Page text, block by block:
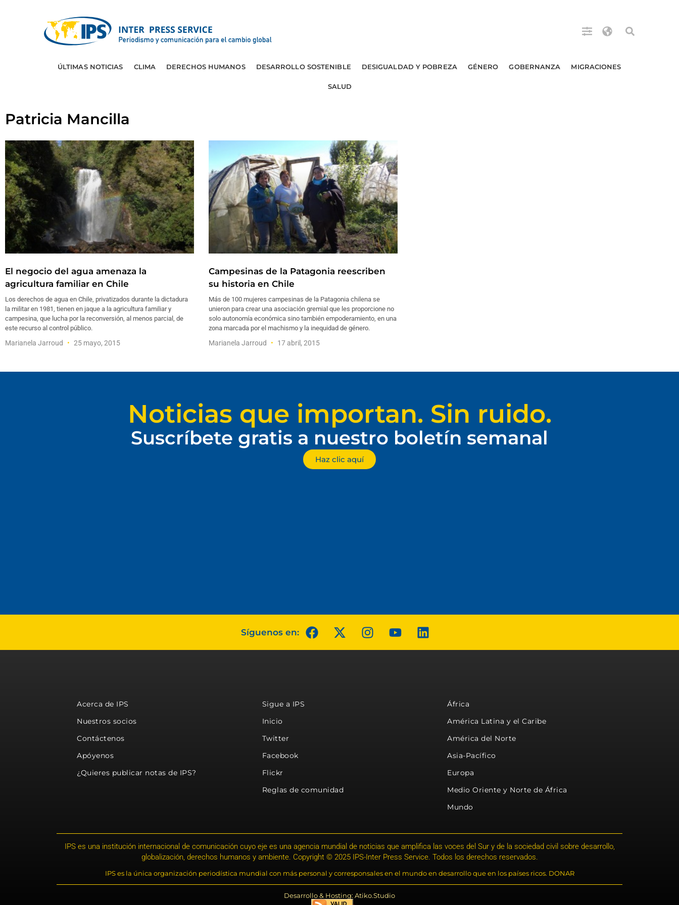
ÚLTIMAS NOTICIAS CLIMA DERECHOS HUMANOS DESARROLLO SOSTENIBLE DESIGUALDAD Y POBREZA GÉNERO GOBERNANZA MIGRACIONES
SALUD
Patricia Mancilla
El negocio del agua amenaza la
agricultura familiar en Chile
Los derechos de agua en Chile, privatizados durante la dictadura
la militar en 1981, tienen en jaque a la agricultura familiar y
campesina, que lucha por la reconversión, al menos parcial, de
este recurso al control público.
Marianela Jarroud 25 mayo, 2015
Campesinas de la Patagonia reescriben
su historia en Chile
Más de 100 mujeres campesinas de la Patagonia chilena se
unieron para crear una asociación gremial que les proporcione no
solo autonomía económica sino también empoderamiento, en una
zona marcada por el machismo y la inequidad de género.
Marianela Jarroud 17 abril, 2015
Noticias que importan. Sin ruido.
Suscríbete gratis a nuestro boletín semanal
Haz clic aquí
Síguenos en:
Acerca de IPS
Nuestros socios
Contáctenos
Apóyenos
¿Quieres publicar notas de IPS?
Sigue a IPS
Inicio
Twitter
Facebook
Flickr
Reglas de comunidad
África
América Latina y el Caribe
América del Norte
Asia-Pacífico
Europa
Medio Oriente y Norte de África
Mundo
IPS es una institución internacional de comunicación cuyo eje es una agencia mundial de noticias que amplifica las voces del Sur y de la sociedad civil sobre desarrollo,
globalización, derechos humanos y ambiente. Copyright © 2025 IPS-Inter Press Service. Todos los derechos reservados.
IPS es la única organización periodística mundial con más personal y corresponsales en el mundo en desarrollo que en los países ricos. DONAR
Desarrollo & Hosting: Atiko.Studio